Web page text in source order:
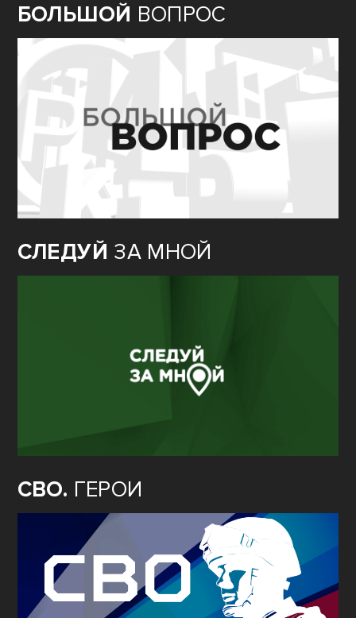
БОЛЬШОЙ ВОПРОС
СЛЕДУЙ ЗА МНОЙ
СВО. ГЕРОИ